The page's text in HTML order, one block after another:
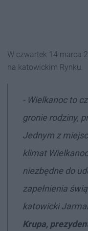
W czwartek 14 marca
na katowickim Rynku.
- Wielkanoc to
gronie rodziny,
Jednym z
klimat
niezbędne do
zapełnienia
katowicki
Krupa,